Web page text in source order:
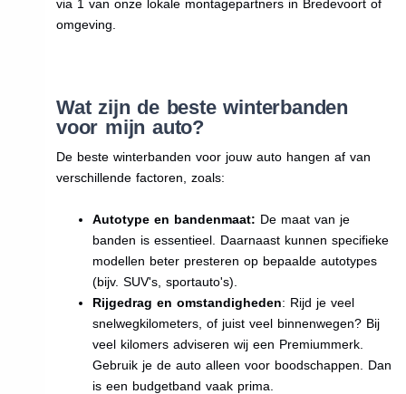
via 1 van onze lokale montagepartners in Bredevoort of
omgeving.
Wat zijn de beste winterbanden
voor mijn auto?
De beste winterbanden voor jouw auto hangen af van
verschillende factoren, zoals:
Autotype en bandenmaat: De maat van je
banden is essentieel. Daarnaast kunnen specifieke
modellen beter presteren op bepaalde autotypes
(bijv. SUV's, sportauto's).
Rijgedrag en omstandigheden: Rijd je veel
snelwegkilometers, of juist veel binnenwegen? Bij
veel kilomers adviseren wij een Premiummerk.
Gebruik je de auto alleen voor boodschappen. Dan
is een budgetband vaak prima.